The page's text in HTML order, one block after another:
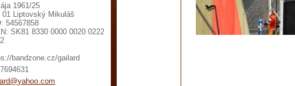
1961/25
01 Liptovský Mikuláš
54567858
SK81 8330 0000 0020 0222
bandzone.cz/gailard
yahoo.com